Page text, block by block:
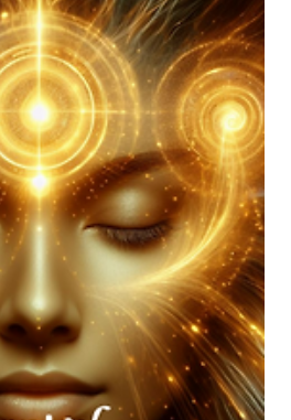
리 자신의 마법에 더 많이 몰입할 수
태양의 이동은 점성학적 해의 정점을
간 여행을 성찰해야 할 더 많은 이유가